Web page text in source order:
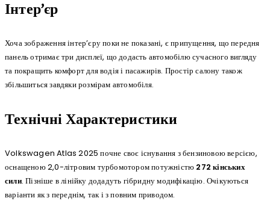
Інтер’єр
Хоча зображення інтер’єру поки не показані, є припущення, що передня
панель отримає три дисплеї, що додасть автомобілю сучасного вигляду
та покращить комфорт для водія і пасажирів. Простір салону також
збільшиться завдяки розмірам автомобіля.
Технічні Характеристики
Volkswagen Atlas 2025 почне своє існування з бензиновою версією,
оснащеною 2,0-літровим турбомотором потужністю 272 кінських
сили. Пізніше в лінійку додадуть гібридну модифікацію. Очікуються
варіанти як з переднім, так і з повним приводом.